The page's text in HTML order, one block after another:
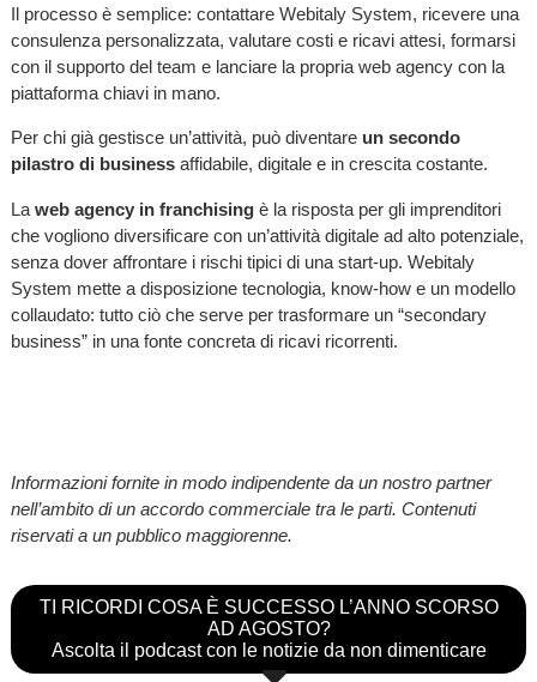
Il processo è semplice: contattare Webitaly System, ricevere una
consulenza personalizzata, valutare costi e ricavi attesi, formarsi
con il supporto del team e lanciare la propria web agency con la
piattaforma chiavi in mano.
Per chi già gestisce un’attività, può diventare un secondo
pilastro di businessaffidabile, digitale e in crescita costante.
La web agency in franchisingè la risposta per gli imprenditori
che vogliono diversificare con un’attività digitale ad alto potenziale,
senza dover affrontare i rischi tipici di una start-up. Webitaly
System mette a disposizione tecnologia, know-how e un modello
collaudato: tutto ciò che serve per trasformare un “secondary
business” in una fonte concreta di ricavi ricorrenti.
Informazioni fornite in modo indipendente da un nostro partner
nell’ambito di un accordo commerciale tra le parti. Contenuti
riservati a un pubblico maggiorenne.
TI RICORDI COSA È SUCCESSO L’ANNO SCORSO
AD AGOSTO?
Ascolta il podcast con le notizie da non dimenticare